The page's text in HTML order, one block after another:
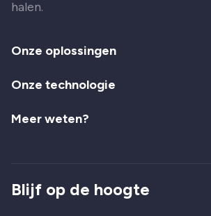
halen.
Onze oplossingen
Onze technologie
Meer weten?
Blijf op de hoogte